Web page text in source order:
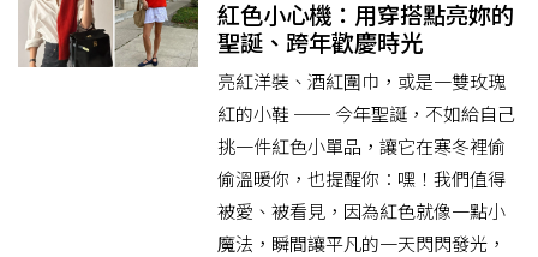
紅色小心機：用穿搭點亮妳的
聖誕、跨年歡慶時光
亮紅洋裝、酒紅圍巾，或是一雙玫瑰
紅的小鞋 ── 今年聖誕，不如給自己
挑一件紅色小單品，讓它在寒冬裡偷
偷溫暖你，也提醒你：嘿！我們值得
被愛、被看見，因為紅色就像一點小
魔法，瞬間讓平凡的一天閃閃發光，